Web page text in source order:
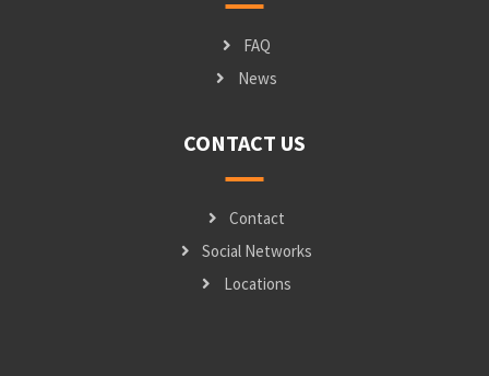
FAQ
News
CONTACT US
Contact
Social Networks
Locations